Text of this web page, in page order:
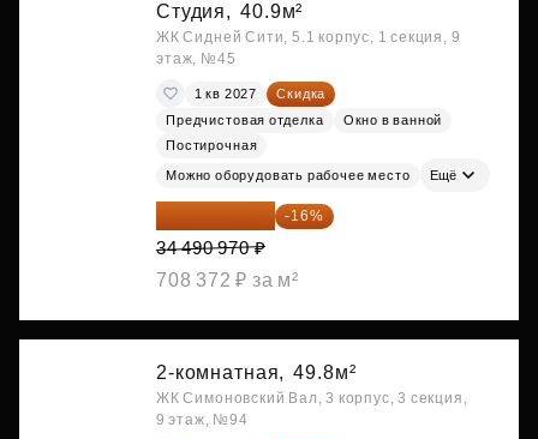
Студия, 40.9м²
ЖК Сидней Сити, 5.1 корпус, 1 секция, 9
этаж, №45
1 кв 2027
Скидка
Предчистовая отделка
Окно в ванной
Постирочная
Можно оборудовать рабочее место Ещё
28 972 415 ₽ -16%
34 490 970 ₽
708 372 ₽ за м²
2-комнатная, 49.8м²
ЖК Симоновский Вал, 3 корпус, 3 секция,
9 этаж, №94